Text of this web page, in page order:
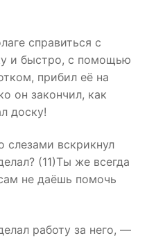
справиться с
и быстро, с помощью
прибил её на
он закончил, как
доску!
вскрикнул
(11)Ты же всегда
не даёшь помочь
работу за него, —